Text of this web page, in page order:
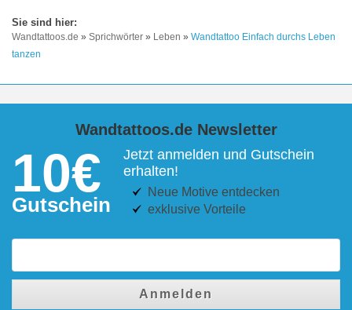
Wandtattoos.de » Sprichwörter » Leben » Wandtattoo Einfach durchs Leben
tanzen
Wandtattoos.de Newsletter
10€
Gutschein
Jetzt anmelden und Gutschein
erhalten!
Neue Motive entdecken
exklusive Vorteile
Anmelden